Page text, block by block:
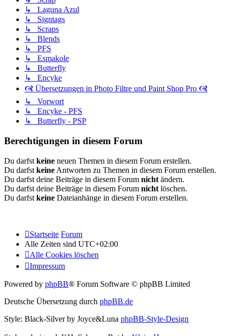
↳ Laguna Azul
↳ Signtags
↳ Scraps
↳ Blends
↳ PFS
↳ Esmakole
↳ Butterfly
↳ Encyke
🙧 Übersetzungen in Photo Filtre und Paint Shop Pro 🙧
↳ Vorwort
↳ Encyke - PFS
↳ Butterfly - PSP
Berechtigungen in diesem Forum
Du darfst keine neuen Themen in diesem Forum erstellen.
Du darfst keine Antworten zu Themen in diesem Forum erstellen.
Du darfst deine Beiträge in diesem Forum nicht ändern.
Du darfst deine Beiträge in diesem Forum nicht löschen.
Du darfst keine Dateianhänge in diesem Forum erstellen.
Startseite Forum
Alle Zeiten sind UTC+02:00
Alle Cookies löschen
Impressum
Powered by phpBB® Forum Software © phpBB Limited
Deutsche Übersetzung durch phpBB.de
Style: Black-Silver by Joyce&Luna phpBB-Style-Design